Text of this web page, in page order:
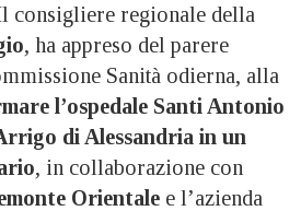
consigliere regionale della
, ha appreso del parere
Sanità odierna, alla
l’ospedale Santi Antonio
di Alessandria in un
, in collaborazione con
Orientale e l’azienda